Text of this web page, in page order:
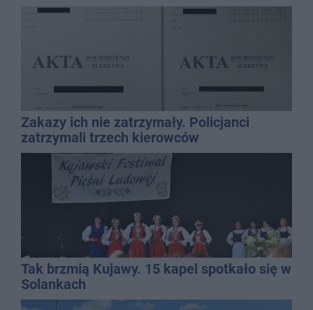
Zakazy ich nie zatrzymały. Policjanci
zatrzymali trzech kierowców
Tak brzmią Kujawy. 15 kapel spotkało się w
Solankach